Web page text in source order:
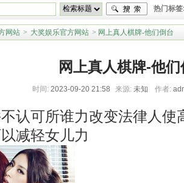
热门标
网站 > 大奖娱乐官方网站 > 网上真人棋牌-他们倒台
网上真人棋牌-他
时间: 2023-09-20 21:58 来源: 未知 作者:
认可所谁力改变法律人使
减轻女儿力